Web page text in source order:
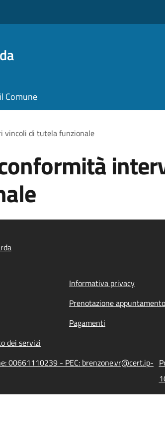
Comune
vincoli di tutela funzionale
Informativa privacy
Prenotazione appuntamento
Pagamenti
dei servizi
00661110239 - PEC: brenzone.vr@cert.ip-